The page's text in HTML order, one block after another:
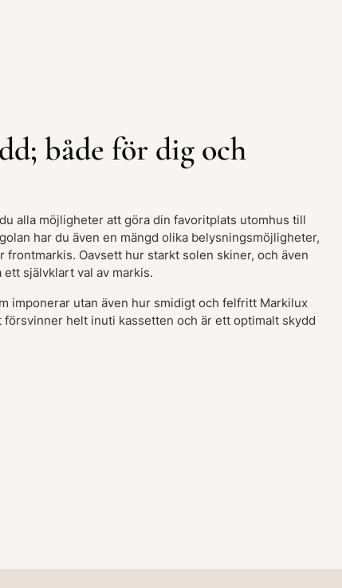
både för dig och
alla möjligheter att göra din favoritplats utomhus till
har du även en mängd olika belysningsmöjligheter,
Oavsett hur starkt solen skiner, och även
självklart val av markis.
imponerar utan även hur smidigt och felfritt Markilux
försvinner helt inuti kassetten och är ett optimalt skydd